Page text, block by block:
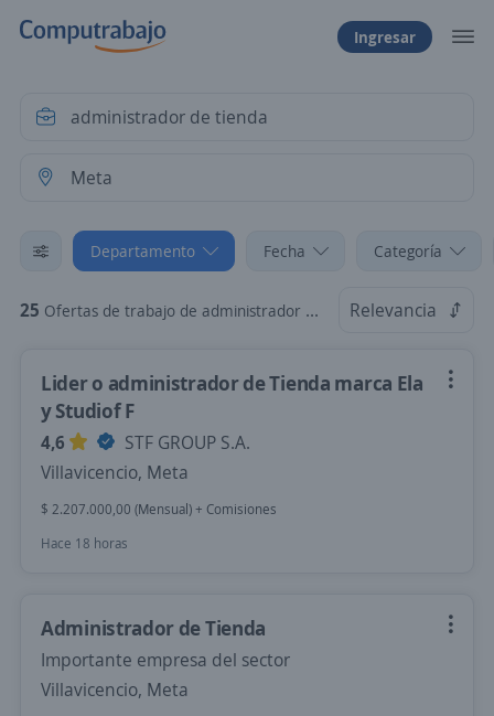
Ingresar
Departamento Fecha Categoría
25 Ofertas de trabajo de administrador de tienda en Meta Relevancia
Lider o administrador de Tienda marca Ela
y Studiof F
4,6
STF GROUP S.A.
Villavicencio, Meta
$ 2.207.000,00 (Mensual) + Comisiones
Hace 18 horas
Administrador de Tienda
Importante empresa del sector
Villavicencio, Meta